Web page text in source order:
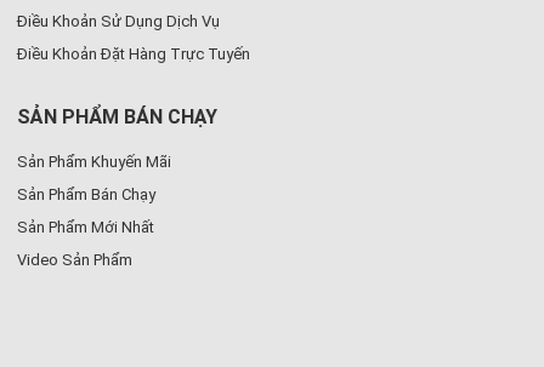
Điều Khoản Sử Dụng Dịch Vụ
Điều Khoản Đặt Hàng Trực Tuyến
SẢN PHẨM BÁN CHẠY
Sản Phẩm Khuyến Mãi
Sản Phẩm Bán Chạy
Sản Phẩm Mới Nhất
Video Sản Phẩm